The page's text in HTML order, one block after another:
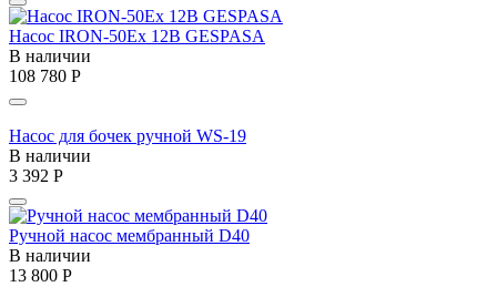
Насос IRON-50Ex 12В GESPASA
В наличии
108 780 Р
Насос для бочек ручной WS-19
В наличии
3 392 Р
Ручной насос мембранный D40
В наличии
13 800 Р